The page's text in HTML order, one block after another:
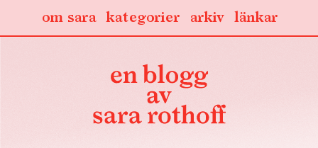
länkar
arkiv
kategorier
om sara